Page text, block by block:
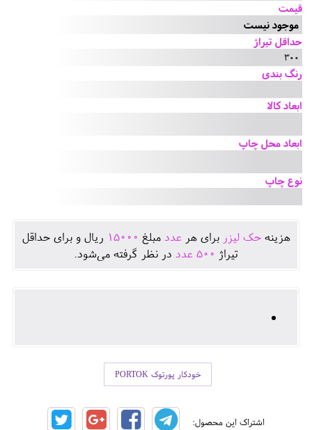
قیمت
موجود نیست
حداقل تیراژ
300
رنگ بندی
ابعاد کالا
ابعاد محل چاپ
نوع چاپ
هزينهحک لیزر برای هرعدد مبلغ 15000 ريال و برای حداقل
تيراژ 500 عدد در نظر گرفته می‌شود.
خودکار پورتوک PORTOK
اشتراک این محصول: